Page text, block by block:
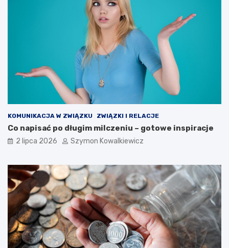
KOMUNIKACJA W ZWIĄZKU ZWIĄZKI I RELACJE
Co napisać po długim milczeniu – gotowe inspiracje
2 lipca 2026 Szymon Kowalkiewicz